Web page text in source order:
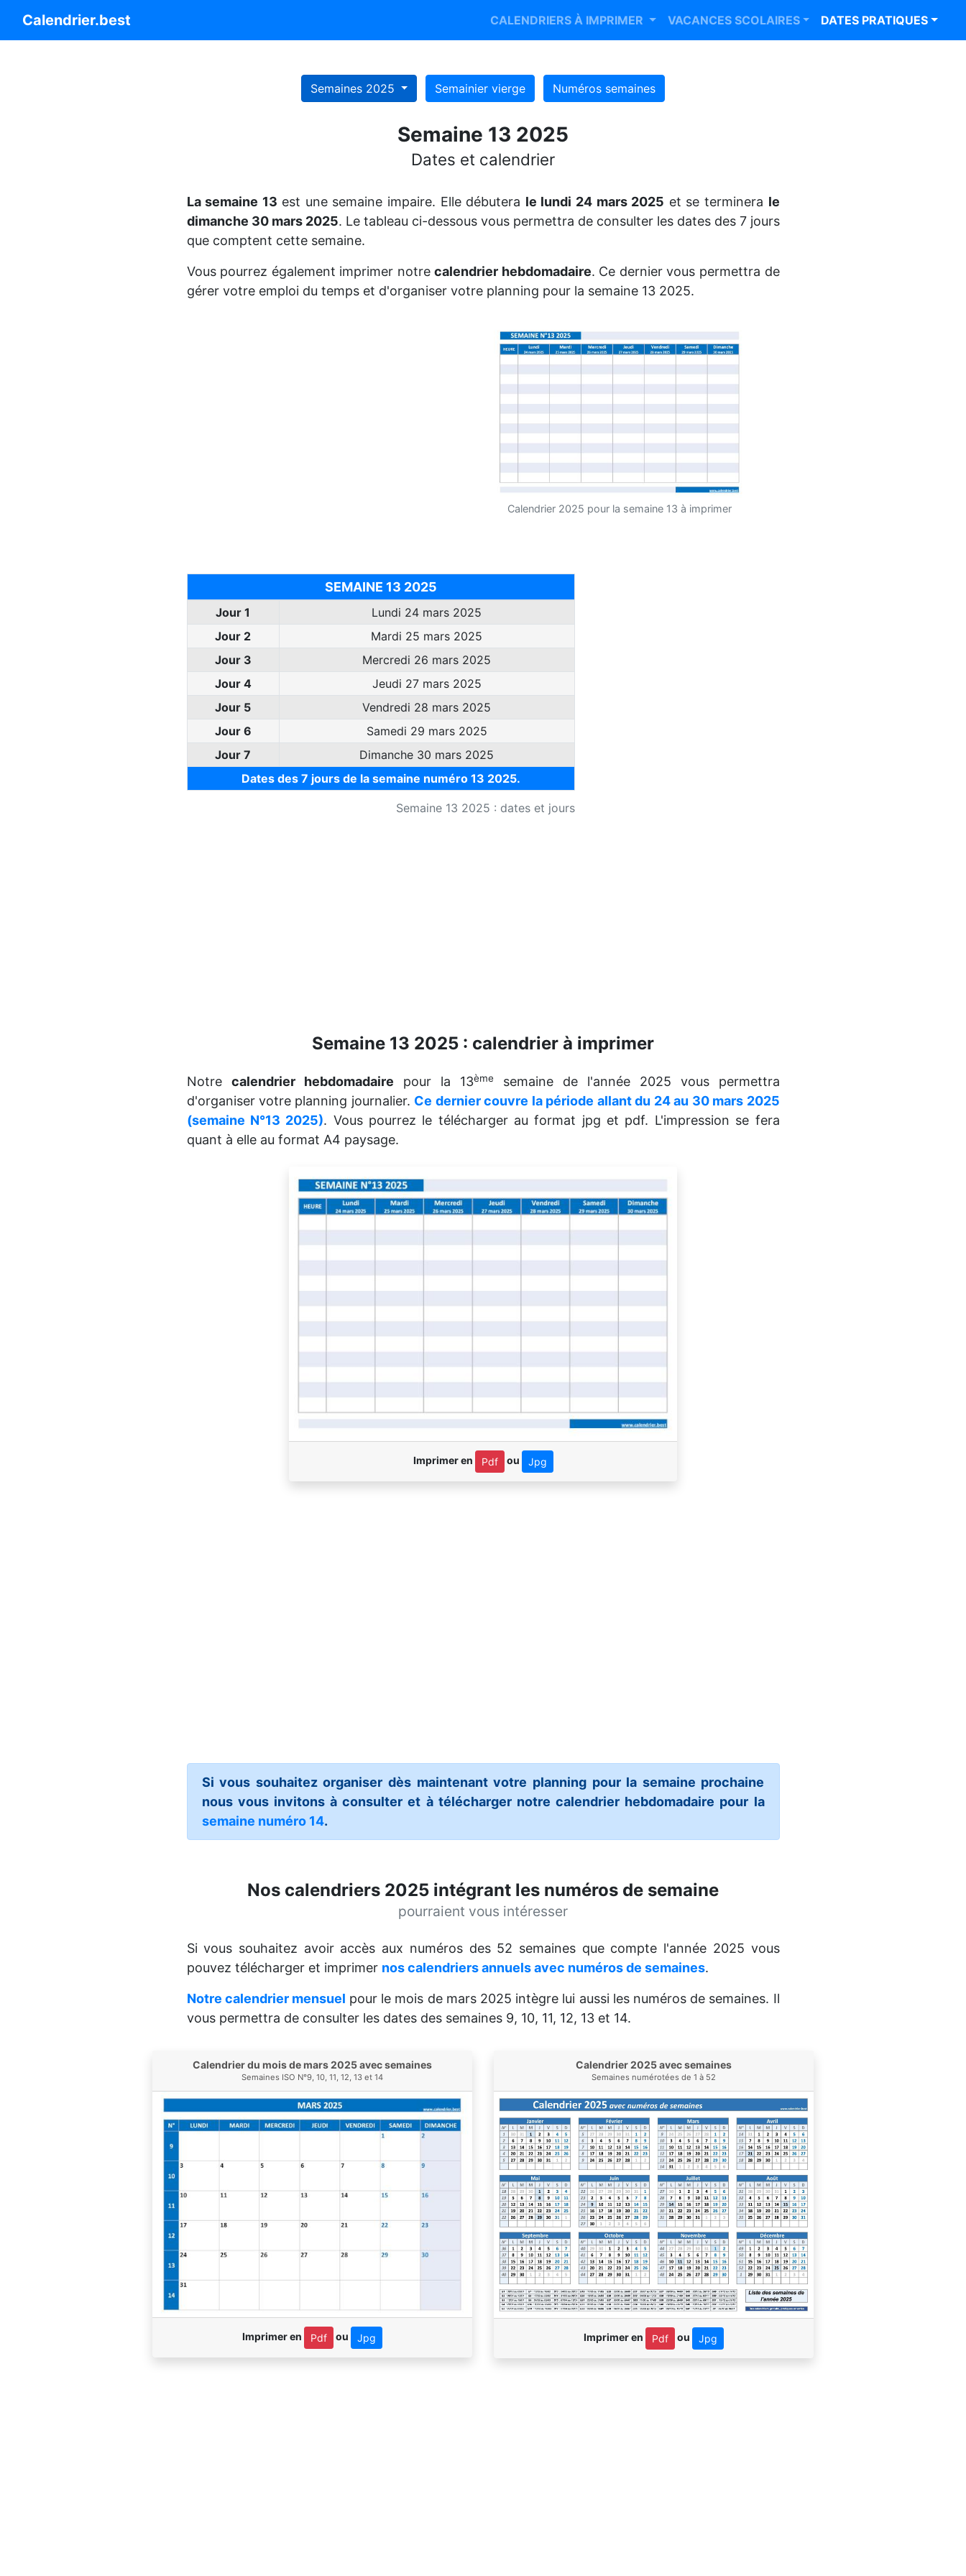
Calendrier.best CALENDRIERS À IMPRIMER VACANCES SCOLAIRES DATES PRATIQUES
Semaines 2025 Semainier vierge Numéros semaines
Semaine 13 2025
Dates et calendrier
La semaine 13 est une semaine impaire. Elle débutera le lundi 24 mars 2025 et se terminera le
dimanche 30 mars 2025. Le tableau ci-dessous vous permettra de consulter les dates des 7 jours
que comptent cette semaine.
Vous pourrez également imprimer notrecalendrier hebdomadaire. Ce dernier vous permettra de
gérer votre emploi du temps et d'organiser votre planning pour la semaine 13 2025.
Calendrier 2025 pour la semaine 13 à imprimer
Semaine 13 2025 : dates et jours
SEMAINE 13 2025
Jour 1
Lundi 24 mars 2025
Jour 2
Mardi 25 mars 2025
Jour 3
Mercredi 26 mars 2025
Jour 4
Jeudi 27 mars 2025
Jour 5
Vendredi 28 mars 2025
Jour 6
Samedi 29 mars 2025
Jour 7
Dimanche 30 mars 2025
Dates des 7 jours de la semaine numéro 13 2025.
Semaine 13 2025 : calendrier à imprimer
Notre calendrier hebdomadaire pour la 13èmesemaine de l'année 2025 vous permettra
d'organiser votre planning journalier. Ce dernier couvre la période allant du 24 au 30 mars 2025
(semaine N°13 2025). Vous pourrez le télécharger au format jpg et pdf. L'impression se fera
quant à elle au format A4 paysage.
Imprimer en Pdf ou Jpg
Si vous souhaitez organiser dès maintenant votre planning pour la semaine prochaine
nous vous invitons à consulter et à télécharger notre calendrier hebdomadaire pour la
semaine numéro 14.
Nos calendriers 2025 intégrant les numéros de semaine
pourraient vous intéresser
Si vous souhaitez avoir accès aux numéros des 52 semaines que compte l'année 2025 vous
pouvez télécharger et imprimer nos calendriers annuels avec numéros de semaines.
Notre calendrier mensuel pour le mois de mars 2025 intègre lui aussi les numéros de semaines. Il
vous permettra de consulter les dates des semaines 9, 10, 11, 12, 13 et 14.
Calendrier du mois de mars 2025 avec semaines
Semaines ISO N°9, 10, 11, 12, 13 et 14
Imprimer en Pdf ou Jpg
Calendrier 2025 avec semaines
Semaines numérotées de 1 à 52
Imprimer en Pdf ou Jpg